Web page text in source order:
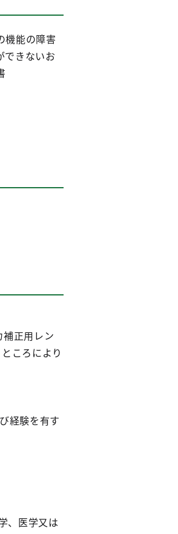
機能の障害
できないお
正用レン
ころにより
経験を有す
、医学又は